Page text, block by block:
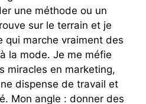
une méthode ou un
sur le terrain et je
qui marche vraiment des
la mode. Je me méfie
miracles en marketing,
dispense de travail et
Mon angle : donner des